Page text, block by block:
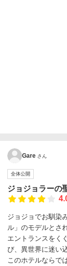
Gare さん
全体公開
ジョジョラーの
ジョジョでお馴染
ル」のモデルとさ
エントランスをく
び、異世界に迷い
このホテルならで